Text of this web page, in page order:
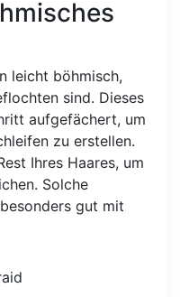
leicht böhmisch,
sind. Dieses
aufgefächert, um
zu erstellen.
Ihres Haares, um
Solche
gut mit